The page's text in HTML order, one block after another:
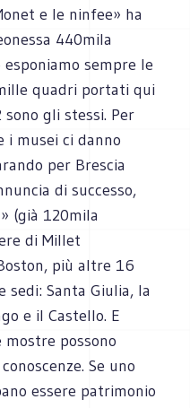
e le ninfee» ha
440mila
sempre le
quadri portati qui
gli stessi. Per
i musei ci danno
per Brescia
di successo,
(già 120mila
di Millet
più altre 16
sedi: Santa Giulia, la
e il Castello. E
possono
Se uno
essere patrimonio